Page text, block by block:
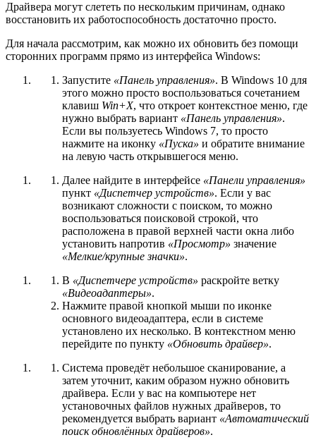
Драйвера могут слететь по нескольким причинам, однако
восстановить их работоспособность достаточно просто.
Для начала рассмотрим, как можно их обновить без помощи
сторонних программ прямо из интерфейса Windows:
Запустите «Панель управления». В Windows 10 для
этого можно просто воспользоваться сочетанием
клавиш Win+X, что откроет контекстное меню, где
нужно выбрать вариант «Панель управления».
Если вы пользуетесь Windows 7, то просто
нажмите на иконку «Пуска» и обратите внимание
на левую часть открывшегося меню.
Далее найдите в интерфейсе «Панели управления»
пункт «Диспетчер устройств». Если у вас
возникают сложности с поиском, то можно
воспользоваться поисковой строкой, что
расположена в правой верхней части окна либо
установить напротив «Просмотр» значение
«Мелкие/крупные значки».
В «Диспетчере устройств» раскройте ветку
«Видеоадаптеры».
Нажмите правой кнопкой мыши по иконке
основного видеоадаптера, если в системе
установлено их несколько. В контекстном меню
перейдите по пункту «Обновить драйвер».
Система проведёт небольшое сканирование, а
затем уточнит, каким образом нужно обновить
драйвера. Если у вас на компьютере нет
установочных файлов нужных драйверов, то
рекомендуется выбрать вариант «Автоматический
поиск обновлённых драйверов».